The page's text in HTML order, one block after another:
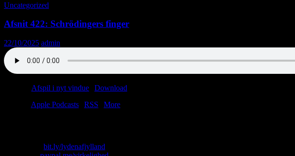
Uncategorized
Afsnit 422: Schrödingers finger
22/10/2025 admin
Afspil i nyt vindue Download
Apple Podcasts RSS
More
bit.ly/lydenafjylland